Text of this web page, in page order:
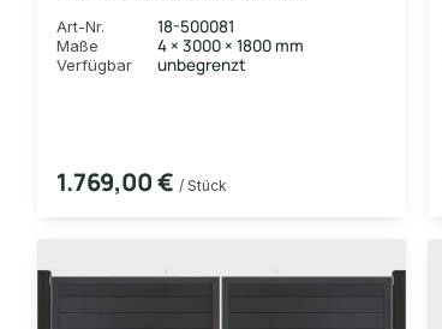
Alu-Rahmen EV1
Art-Nr. 18-500081
Maße 4 × 3000 × 1800 mm
Verfügbar unbegrenzt
1.769,00 € / Stück